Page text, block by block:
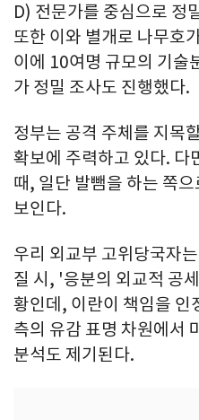
D) 전문가를 중심으로 정
또한 이와 별개로 나무호
이에 10여명 규모의 기술
가 정밀 조사도 진행했다.
정부는 공격 주체를 지목
확보에 주력하고 있다. 다
때, 일단 발뺌을 하는 쪽
보인다.
우리 외교부 고위당국자
질 시, '응분의 외교적 공
황인데, 이란이 책임을 인
측의 유감 표명 차원에서
분석도 제기된다.